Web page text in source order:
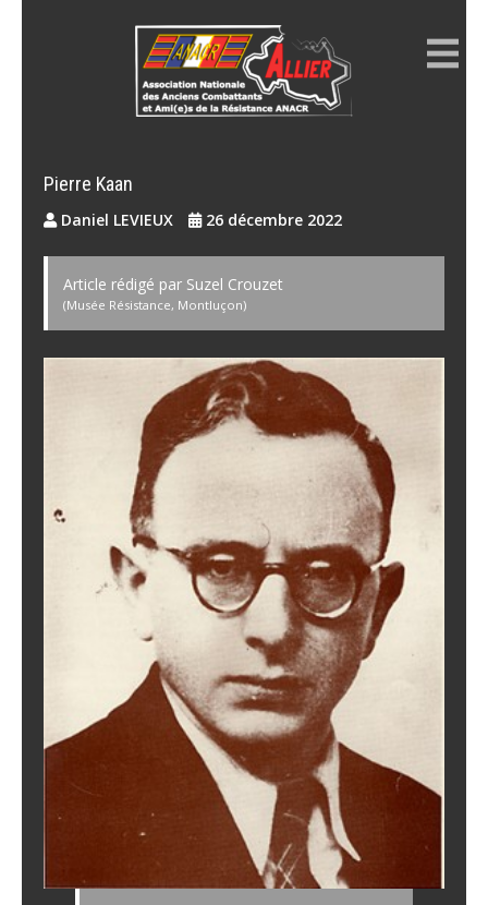
Pierre Kaan
Daniel LEVIEUX 26 décembre 2022
Article rédigé par Suzel Crouzet
(Musée Résistance, Montluçon)